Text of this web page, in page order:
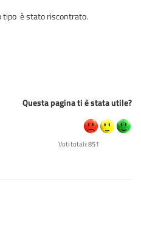
tipo è stato riscontrato.
Questa pagina ti è stata utile?
Voti totali: 851